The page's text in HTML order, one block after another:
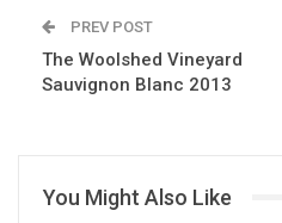
PREV POST
The Woolshed Vineyard
Sauvignon Blanc 2013
You Might Also Like